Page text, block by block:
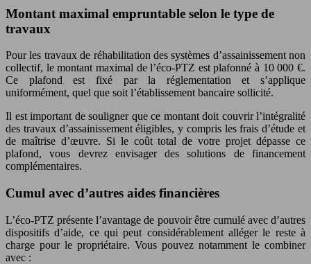
Montant maximal empruntable selon le type de
travaux
Pour les travaux de réhabilitation des systèmes d’assainissement non
collectif, le montant maximal de l’éco-PTZ est plafonné à 10 000 €.
Ce plafond est fixé par la réglementation et s’applique
uniformément, quel que soit l’établissement bancaire sollicité.
Il est important de souligner que ce montant doit couvrir l’intégralité
des travaux d’assainissement éligibles, y compris les frais d’étude et
de maîtrise d’œuvre. Si le coût total de votre projet dépasse ce
plafond, vous devrez envisager des solutions de financement
complémentaires.
Cumul avec d’autres aides financières
L’éco-PTZ présente l’avantage de pouvoir être cumulé avec d’autres
dispositifs d’aide, ce qui peut considérablement alléger le reste à
charge pour le propriétaire. Vous pouvez notamment le combiner
avec :